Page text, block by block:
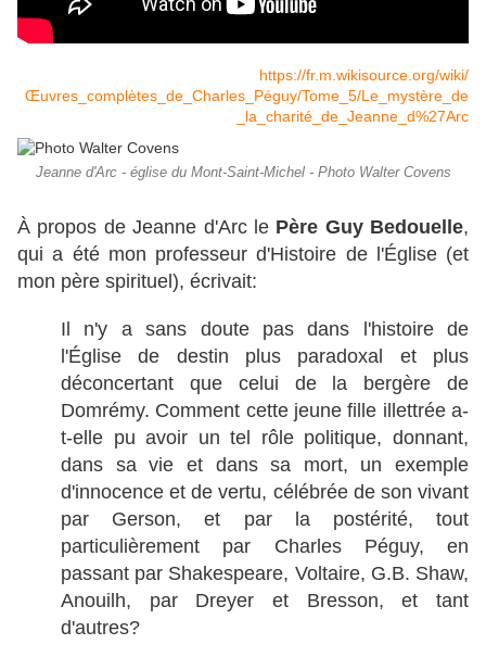
https://fr.m.wikisource.org/wiki/
Œuvres_complètes_de_Charles_Péguy/Tome_5/Le_mystère_de
_la_charité_de_Jeanne_d%27Arc
Jeanne d'Arc - église du Mont-Saint-Michel - Photo Walter Covens
À propos de Jeanne d'Arc le Père Guy Bedouelle,
qui a été mon professeur d'Histoire de l'Église (et
mon père spirituel), écrivait:
Il n'y a sans doute pas dans l'histoire de
l'Église de destin plus paradoxal et plus
déconcertant que celui de la bergère de
Domrémy. Comment cette jeune fille illettrée a-
t-elle pu avoir un tel rôle politique, donnant,
dans sa vie et dans sa mort, un exemple
d'innocence et de vertu, célébrée de son vivant
par Gerson, et par la postérité, tout
particulièrement par Charles Péguy, en
passant par Shakespeare, Voltaire, G.B. Shaw,
Anouilh, par Dreyer et Bresson, et tant
d'autres?